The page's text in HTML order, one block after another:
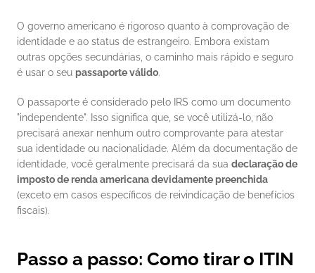
O governo americano é rigoroso quanto à comprovação de
identidade e ao status de estrangeiro. Embora existam
outras opções secundárias, o caminho mais rápido e seguro
é usar o seu passaporte válido.
O passaporte é considerado pelo IRS como um documento
"independente". Isso significa que, se você utilizá-lo, não
precisará anexar nenhum outro comprovante para atestar
sua identidade ou nacionalidade. Além da documentação de
identidade, você geralmente precisará da sua declaração de
imposto de renda americana devidamente preenchida
(exceto em casos específicos de reivindicação de benefícios
fiscais).
Passo a passo: Como tirar o ITIN